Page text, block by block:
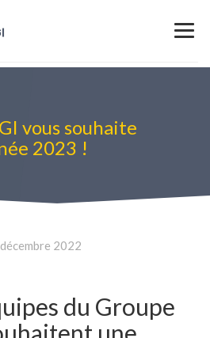
vous souhaite
2023 !
2022
du Groupe